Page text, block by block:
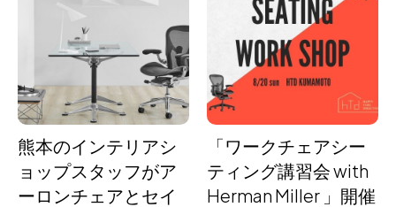
for Business
Recruit
Contact
熊本のインテリアシ
ョップスタッフがア
ーロンチェアとセイ
「ワークチェアシー
ティング講習会 with
Herman Miller 」開催